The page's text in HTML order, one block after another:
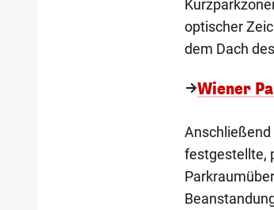
optischer
dem Dach
Wiener
festgestellte,